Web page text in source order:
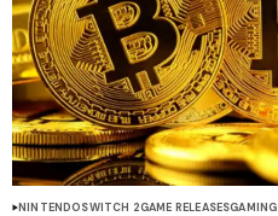
NINTENDOSWITCH 2GAME RELEASESGAMING